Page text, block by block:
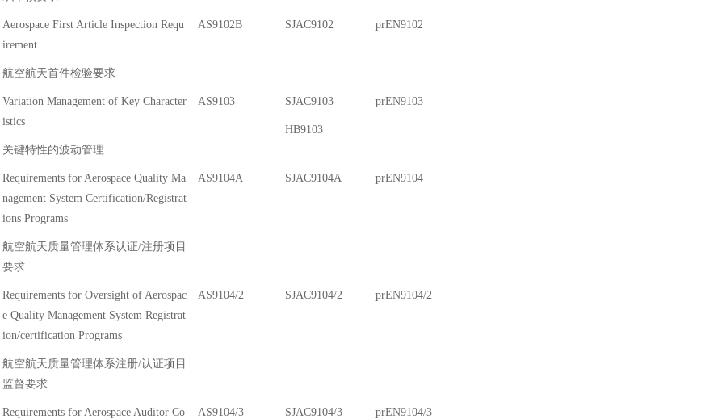
Aerospace First Article Inspection Requ
irement
航空航天首件检验要求
AS9102B SJAC9102 prEN9102
Variation Management of Key Character
istics
关键特性的波动管理
AS9103 SJAC9103
HB9103
prEN9103
Requirements for Aerospace Quality Ma
nagement System Certification/Registrat
ions Programs
航空航天质量管理体系认证/注册项目
要求
AS9104A SJAC9104A prEN9104
Requirements for Oversight of Aerospac
e Quality Management System Registrat
ion/certification Programs
航空航天质量管理体系注册/认证项目
监督要求
AS9104/2 SJAC9104/2 prEN9104/2
Requirements for Aerospace Auditor Co
AS9104/3 SJAC9104/3 prEN9104/3